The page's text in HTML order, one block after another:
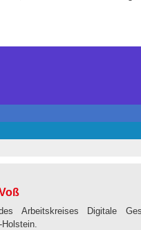
Arbeitskreises Digitale